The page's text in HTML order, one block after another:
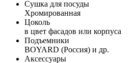
Сушка для посуды
Хромированная
Цоколь
в цвет фасадов или корпуса
Подъемники
BOYARD (Россия) и др.
Аксессуары